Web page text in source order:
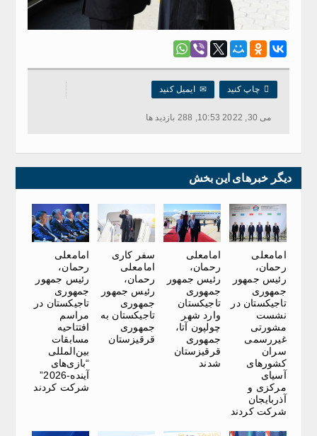
 چاپ کنید ✉ایمیل کنید
می 30, 2022 10:53, 288 بازدید ها
دیگر خبرهای این بخش
امامعلی
رحمان،
رئیس جمهور
جمهوری
تاجیکستان در
نشست
مشورتی
غیررسمی
سران
کشورهای
آسیای
مرکزی و
آذربایجان
شرکت کردند
امامعلی
رحمان،
رئیس جمهور
جمهوری
تاجیکستان
وارد شهر
چولپون آتا،
جمهوری
قرقیزستان
شدند
سفر کاری
امامعلی
رحمان،
رئیس جمهور
جمهوری
تاجیکستان به
جمهوری
قرقیزستان
امامعلی
رحمان،
رئیس جمهور
جمهوری
تاجیکستان در
مراسم
افتتاحیه
مسابقات
بین‌المللی
“بازی‌های
آینده-2026”
شرکت کردند